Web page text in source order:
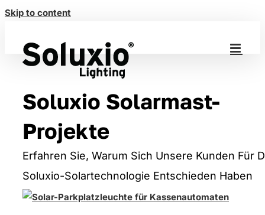
Skip to content
Soluxio Solarmast-
Projekte
Erfahren Sie, Warum Sich Unsere Kunden Für
Soluxio-Solartechnologie Entschieden Haben